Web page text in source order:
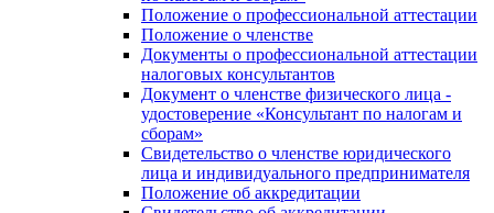
Положение о профессиональной аттестации
Положение о членстве
Документы о профессиональной аттестации
налоговых консультантов
Документ о членстве физического лица -
удостоверение «Консультант по налогам и
сборам»
Свидетельство о членстве юридического
лица и индивидуального предпринимателя
Положение об аккредитации